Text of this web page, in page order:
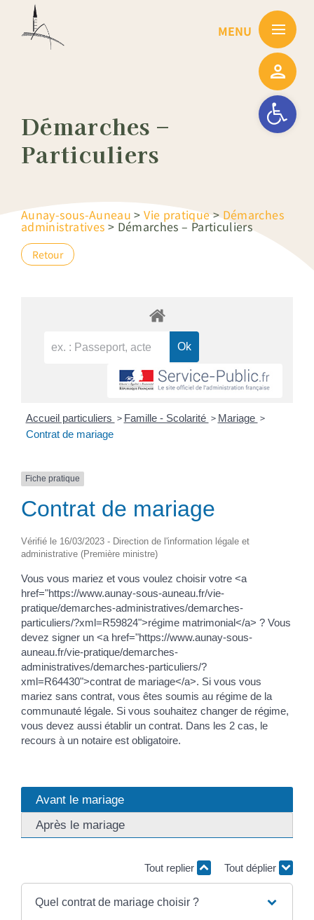
Ouvrir la
Démarches –
Particuliers
Aunay-sous-Auneau >Vie pratique>Démarches
administratives > Démarches – Particuliers
Retour
Accueil particuliers > Famille - Scolarité > Mariage >
Contrat de mariage
Fiche pratique
Contrat de mariage
Vérifié le 16/03/2023 - Direction de l'information légale et
administrative (Première ministre)
Vous vous mariez et vous voulez choisir votre <a
href="https://www.aunay-sous-auneau.fr/vie-
pratique/demarches-administratives/demarches-
particuliers/?xml=R59824">régime matrimonial</a> ? Vous
devez signer un <a href="https://www.aunay-sous-
auneau.fr/vie-pratique/demarches-
administratives/demarches-particuliers/?
xml=R64430">contrat de mariage</a>. Si vous vous
mariez sans contrat, vous êtes soumis au régime de la
communauté légale. Si vous souhaitez changer de régime,
vous devez aussi établir un contrat. Dans les 2 cas, le
recours à un notaire est obligatoire.
Avant le mariage
Après le mariage
Tout replier Tout déplier
Quel contrat de mariage choisir ?